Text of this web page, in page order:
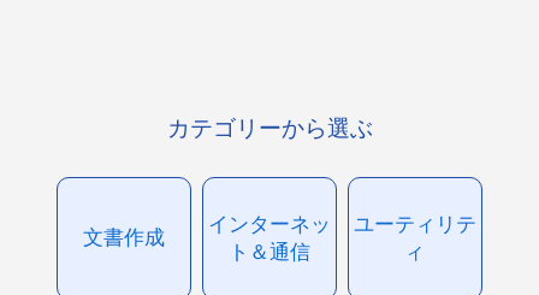
カテゴリーから選ぶ
文書作成
インターネッ
ト＆通信
ユーティリテ
ィ